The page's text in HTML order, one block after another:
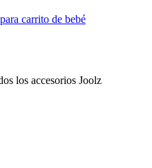
carrito de bebé